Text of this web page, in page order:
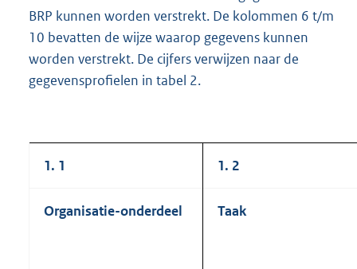
BRP kunnen worden verstrekt. De kolommen 6 t/m
10 bevatten de wijze waarop gegevens kunnen
worden verstrekt. De cijfers verwijzen naar de
gegevensprofielen in tabel 2.
1. 1 1. 2
Organisatie-onderdeel Taak